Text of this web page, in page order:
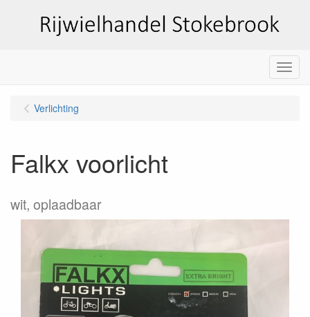
Menu
Verlichting
Falkx voorlicht
wit, oplaadbaar